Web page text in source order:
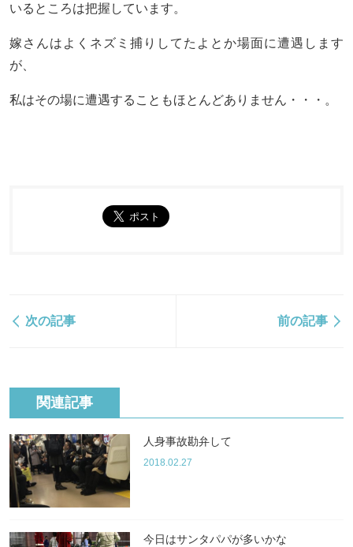
いるところは把握しています。
嫁さんはよくネズミ捕りしてたよとか場面に遭遇します
が、
私はその場に遭遇することもほとんどありません・・・。
次の記事 前の記事
関連記事
人身事故勘弁して
2018.02.27
今日はサンタパパが多いかな